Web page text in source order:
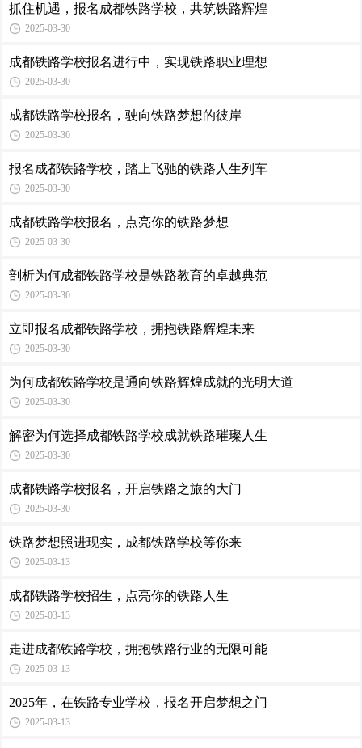
抓住机遇，报名成都铁路学校，共筑铁路辉煌
2025-03-30
成都铁路学校报名进行中，实现铁路职业理想
2025-03-30
成都铁路学校报名，驶向铁路梦想的彼岸
2025-03-30
报名成都铁路学校，踏上飞驰的铁路人生列车
2025-03-30
成都铁路学校报名，点亮你的铁路梦想
2025-03-30
剖析为何成都铁路学校是铁路教育的卓越典范
2025-03-30
立即报名成都铁路学校，拥抱铁路辉煌未来
2025-03-30
为何成都铁路学校是通向铁路辉煌成就的光明大道
2025-03-30
解密为何选择成都铁路学校成就铁路璀璨人生
2025-03-30
成都铁路学校报名，开启铁路之旅的大门
2025-03-30
铁路梦想照进现实，成都铁路学校等你来
2025-03-13
成都铁路学校招生，点亮你的铁路人生
2025-03-13
走进成都铁路学校，拥抱铁路行业的无限可能
2025-03-13
2025年，在铁路专业学校，报名开启梦想之门
2025-03-13